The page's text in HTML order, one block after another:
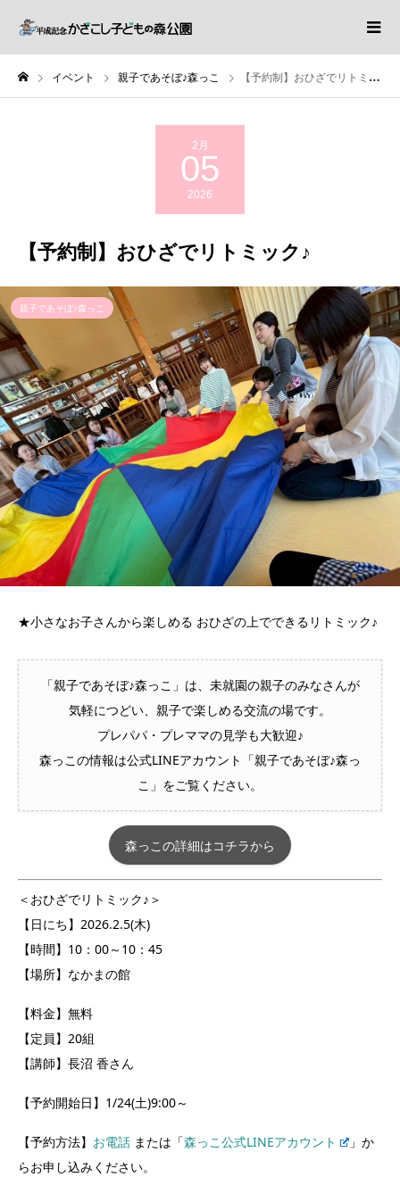
イベント 親子であそぼ♪森っこ 【予約制】おひざでリトミック♪
2月
05
2026
【予約制】おひざでリトミック♪
親子であそぼ♪森っこ
★小さなお子さんから楽しめる おひざの上でできるリトミック♪
「親子であそぼ♪森っこ」は、未就園の親子のみなさんが
気軽につどい、親子で楽しめる交流の場です。
プレパパ・プレママの見学も大歓迎♪
森っこの情報は公式LINEアカウント「親子であそぼ♪森っ
こ」をご覧ください。
森っこの詳細はコチラから
＜おひざでリトミック♪＞
【日にち】2026.2.5(木)
【時間】10：00～10：45
【場所】なかまの館
【料金】無料
【定員】20組
【講師】長沼 香さん
【予約開始日】1/24(土)9:00～
【予約方法】 お電話 または「森っこ公式LINEアカウント
」か
らお申し込みください。